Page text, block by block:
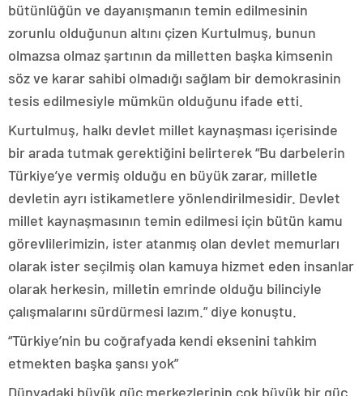
bütünlüğün ve dayanışmanın temin edilmesinin
zorunlu olduğunun altını çizen Kurtulmuş, bunun
olmazsa olmaz şartının da milletten başka kimsenin
söz ve karar sahibi olmadığı sağlam bir demokrasinin
tesis edilmesiyle mümkün olduğunu ifade etti.
Kurtulmuş, halkı devlet millet kaynaşması içerisinde
bir arada tutmak gerektiğini belirterek “Bu darbelerin
Türkiye’ye vermiş olduğu en büyük zarar, milletle
devletin ayrı istikametlere yönlendirilmesidir. Devlet
millet kaynaşmasının temin edilmesi için bütün kamu
görevlilerimizin, ister atanmış olan devlet memurları
olarak ister seçilmiş olan kamuya hizmet eden insanlar
olarak herkesin, milletin emrinde olduğu bilinciyle
çalışmalarını sürdürmesi lazım.” diye konuştu.
“Türkiye’nin bu coğrafyada kendi eksenini tahkim
etmekten başka şansı yok”
Dünyadaki büyük güç merkezlerinin çok büyük bir güç